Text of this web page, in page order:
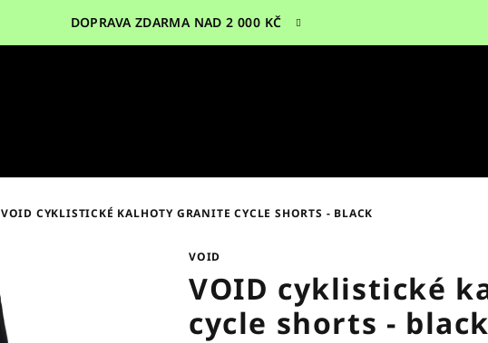
DOPRAVA ZDARMA NAD 2 000 KČ
VOID CYKLISTICKÉ KALHOTY GRANITE CYCLE SHORTS - BLACK
VOID
VOID cyklistické
cycle shorts - black